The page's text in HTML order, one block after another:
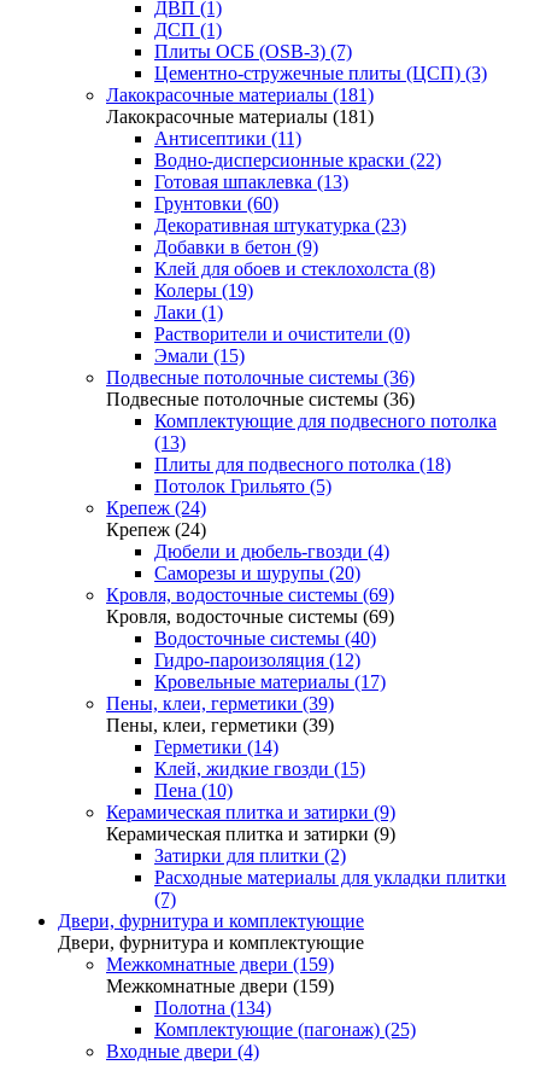
ДВП (1)
ДСП (1)
Плиты ОСБ (OSB-3) (7)
Цементно-стружечные плиты (ЦСП) (3)
Лакокрасочные материалы (181)
Лакокрасочные материалы (181)
Антисептики (11)
Водно-дисперсионные краски (22)
Готовая шпаклевка (13)
Грунтовки (60)
Декоративная штукатурка (23)
Добавки в бетон (9)
Клей для обоев и стеклохолста (8)
Колеры (19)
Лаки (1)
Растворители и очистители (0)
Эмали (15)
Подвесные потолочные системы (36)
Подвесные потолочные системы (36)
Комплектующие для подвесного потолка
(13)
Плиты для подвесного потолка (18)
Потолок Грильято (5)
Крепеж (24)
Крепеж (24)
Дюбели и дюбель-гвозди (4)
Саморезы и шурупы (20)
Кровля, водосточные системы (69)
Кровля, водосточные системы (69)
Водосточные системы (40)
Гидро-пароизоляция (12)
Кровельные материалы (17)
Пены, клеи, герметики (39)
Пены, клеи, герметики (39)
Герметики (14)
Клей, жидкие гвозди (15)
Пена (10)
Керамическая плитка и затирки (9)
Керамическая плитка и затирки (9)
Затирки для плитки (2)
Расходные материалы для укладки плитки
(7)
Двери, фурнитура и комплектующие
Двери, фурнитура и комплектующие
Межкомнатные двери (159)
Межкомнатные двери (159)
Полотна (134)
Комплектующие (пагонаж) (25)
Входные двери (4)